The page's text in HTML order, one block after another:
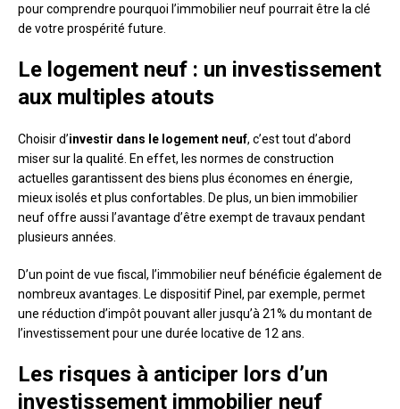
pour comprendre pourquoi l’immobilier neuf pourrait être la clé
de votre prospérité future.
Le logement neuf : un investissement
aux multiples atouts
Choisir d’investir dans le logement neuf, c’est tout d’abord
miser sur la qualité. En effet, les normes de construction
actuelles garantissent des biens plus économes en énergie,
mieux isolés et plus confortables. De plus, un bien immobilier
neuf offre aussi l’avantage d’être exempt de travaux pendant
plusieurs années.
D’un point de vue fiscal, l’immobilier neuf bénéficie également de
nombreux avantages. Le dispositif Pinel, par exemple, permet
une réduction d’impôt pouvant aller jusqu’à 21% du montant de
l’investissement pour une durée locative de 12 ans.
Les risques à anticiper lors d’un
investissement immobilier neuf